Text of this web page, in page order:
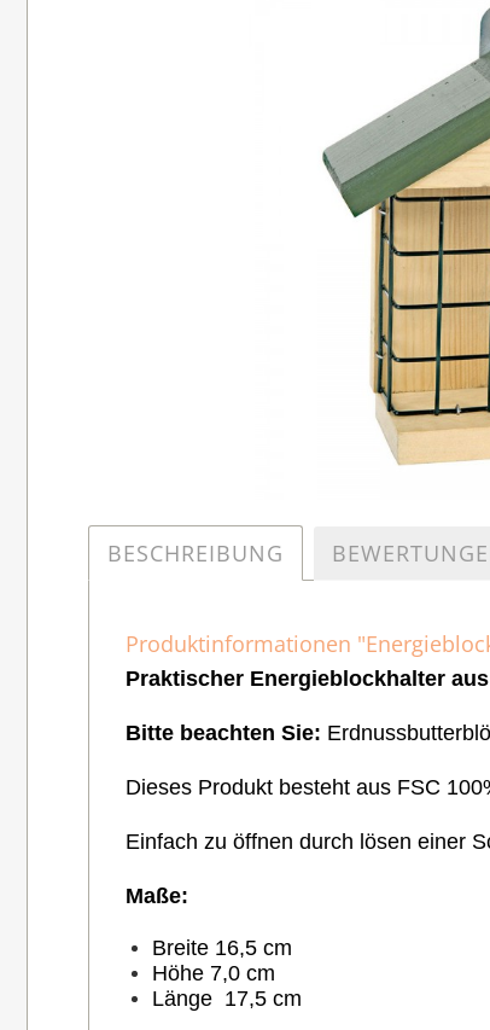
BESCHREIBUNG
Produktinformationen
Praktischer Energieblockhalter
Bitte beachten Sie:
Dieses Produkt besteht aus FSC
Einfach zu öffnen durch lösen einer
Maße:
Breite 16,5 cm
Höhe 7,0 cm
Länge 17,5 cm